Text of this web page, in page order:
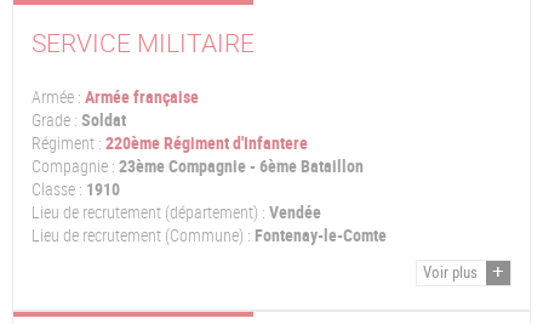
SERVICE MILITAIRE
Armée : Armée française
Grade : Soldat
Régiment : 220ème Régiment d'Infantere
Compagnie : 23ème Compagnie - 6ème Bataillon
Classe : 1910
Lieu de recrutement (département) : Vendée
Lieu de recrutement (Commune) : Fontenay-le-Comte
Voir plus